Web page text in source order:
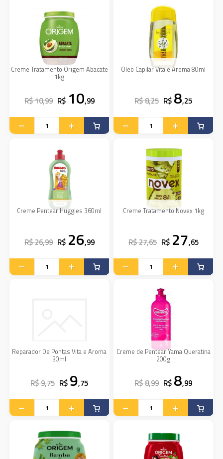
Creme Tratamento Origem Abacate
1kg
R$ 10,99 R$ 10,99
Oleo Capilar Vita e Aroma 80ml
R$ 8,25 R$ 8,25
Creme Pentear Huggies 360ml
R$ 26,99 R$ 26,99
Creme Tratamento Novex 1kg
R$ 27,65 R$ 27,65
Reparador De Pontas Vita e Aroma
30ml
R$ 9,75 R$ 9,75
Creme de Pentear Yama Queratina
200g
R$ 8,99 R$ 8,99